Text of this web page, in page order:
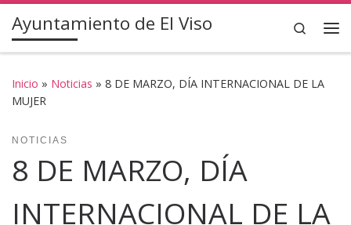
Saltar al contenido
Ayuntamiento de El Viso Search
Inicio » Noticias » 8 DE MARZO, DÍA INTERNACIONAL DE LA
MUJER
NOTICIAS
8 DE MARZO, DÍA
INTERNACIONAL DE LA